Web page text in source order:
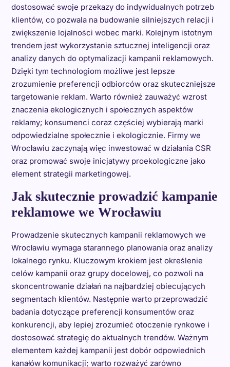
dostosować swoje przekazy do indywidualnych potrzeb
klientów, co pozwala na budowanie silniejszych relacji i
zwiększenie lojalności wobec marki. Kolejnym istotnym
trendem jest wykorzystanie sztucznej inteligencji oraz
analizy danych do optymalizacji kampanii reklamowych.
Dzięki tym technologiom możliwe jest lepsze
zrozumienie preferencji odbiorców oraz skuteczniejsze
targetowanie reklam. Warto również zauważyć wzrost
znaczenia ekologicznych i społecznych aspektów
reklamy; konsumenci coraz częściej wybierają marki
odpowiedzialne społecznie i ekologicznie. Firmy we
Wrocławiu zaczynają więc inwestować w działania CSR
oraz promować swoje inicjatywy proekologiczne jako
element strategii marketingowej.
Jak skutecznie prowadzić kampanie
reklamowe we Wrocławiu
Prowadzenie skutecznych kampanii reklamowych we
Wrocławiu wymaga starannego planowania oraz analizy
lokalnego rynku. Kluczowym krokiem jest określenie
celów kampanii oraz grupy docelowej, co pozwoli na
skoncentrowanie działań na najbardziej obiecujących
segmentach klientów. Następnie warto przeprowadzić
badania dotyczące preferencji konsumentów oraz
konkurencji, aby lepiej zrozumieć otoczenie rynkowe i
dostosować strategię do aktualnych trendów. Ważnym
elementem każdej kampanii jest dobór odpowiednich
kanałów komunikacji; warto rozważyć zarówno